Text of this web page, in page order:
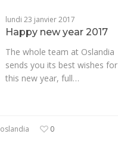
lundi 23 janvier 2017
Happy new year 2017
The whole team at Oslandia
sends you its best wishes for
this new year, full…
oslandia 0